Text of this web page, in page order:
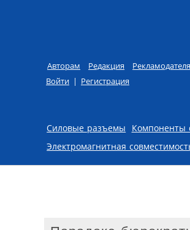
Авторам Редакция
Войти | Регистрация
Skip to content
Силовые разъемы Компоненты
Электромагнитная